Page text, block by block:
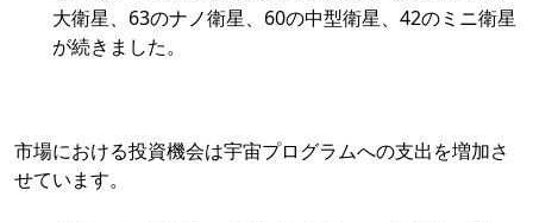
大衛星、63のナノ衛星、60の中型衛星、42のミニ衛星
が続きました。
市場における投資機会は宇宙プログラムへの支出を増加さ
せています。